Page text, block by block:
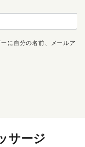
に自分の名前、メールア
サージ